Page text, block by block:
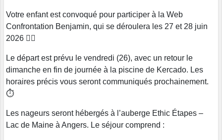
Votre enfant est convoqué pour participer à la Web
Confrontation Benjamin, qui se déroulera les 27 et 28 juin
2026 🏊‍♂️
Le départ est prévu le vendredi (26), avec un retour le
dimanche en fin de journée à la piscine de Kercado. Les
horaires précis vous seront communiqués prochainement.
⏱️
Les nageurs seront hébergés à l’auberge Ethic Étapes –
Lac de Maine à Angers. Le séjour comprend :